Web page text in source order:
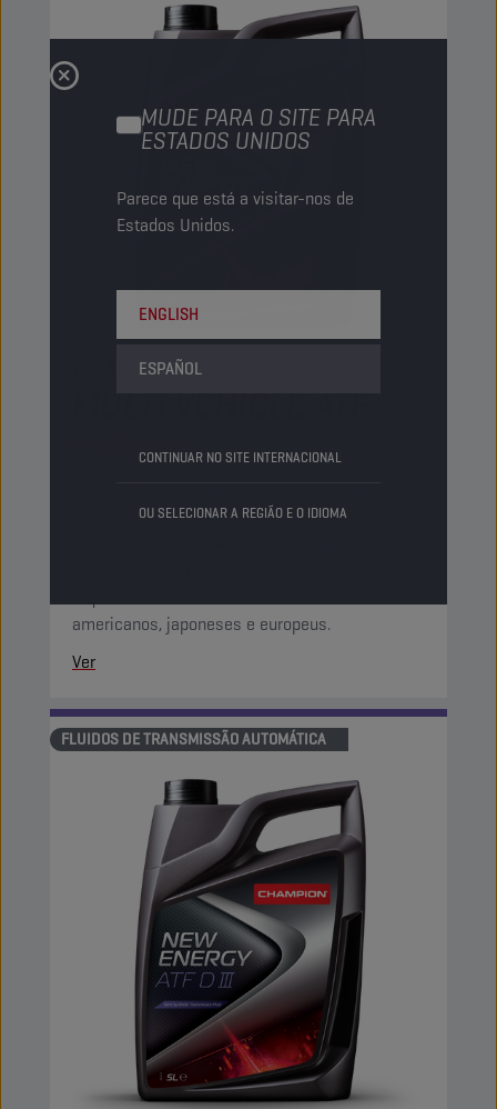
MUDE PARA O SITE PARA
ESTADOS UNIDOS
Parece que está a visitar-nos de
Estados Unidos.
ENGLISH
ESPAÑOL
CONTINUAR NO SITE INTERNACIONAL
OU SELECIONAR A REGIÃO E O IDIOMA
CHAMPIONNEW ENERGY
em óleos base cuidadosamente selecionados
americanos, japoneses e europeus.
Ver
FLUIDOS DE TRANSMISSÃO AUTOMÁTICA